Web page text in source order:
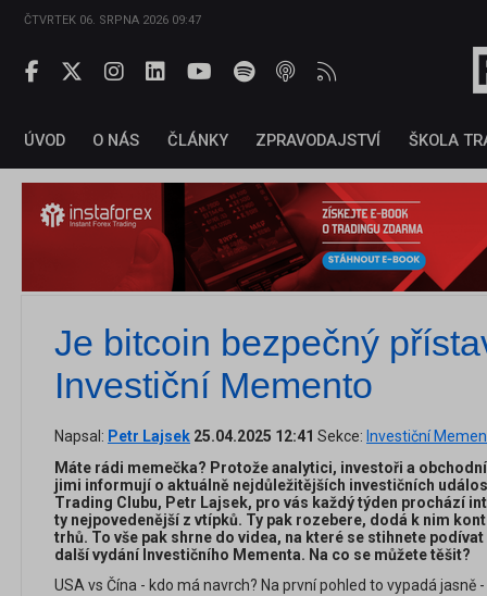
ČTVRTEK 06. SRPNA 2026 09:47
ÚVOD O NÁS ČLÁNKY ZPRAVODAJSTVÍ ŠKOLA
Je bitcoin bezpečný
Investiční Memento
Napsal: Petr Lajsek 25.04.2025 12:41 Sekce: Investiční
Máte rádi memečka? Protože analytici, investoři a
jimi informují o aktuálně nejdůležitějších investičních
Trading Clubu, Petr Lajsek, pro vás každý týden prochází
ty nejpovedenější z vtípků. Ty pak rozebere, dodá k nim
trhů. To vše pak shrne do videa, na které se stihnete
další vydání Investičního Mementa. Na co se můžete těšit?
USA vs Čína - kdo má navrch? Na první pohled to vypadá jasně